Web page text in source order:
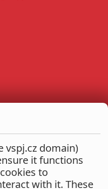
vspj.cz domain)
it functions
to
with it. These